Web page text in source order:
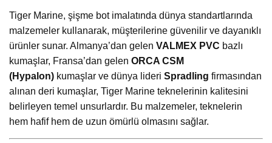
Tiger Marine, şişme bot imalatında dünya standartlarında
malzemeler kullanarak, müşterilerine güvenilir ve dayanıklı
ürünler sunar. Almanya’dan gelen VALMEX PVC bazlı
kumaşlar, Fransa’dan gelen ORCA CSM
(Hypalon) kumaşlar ve dünya lideri Spradling firmasından
alınan deri kumaşlar, Tiger Marine teknelerinin kalitesini
belirleyen temel unsurlardır. Bu malzemeler, teknelerin
hem hafif hem de uzun ömürlü olmasını sağlar.